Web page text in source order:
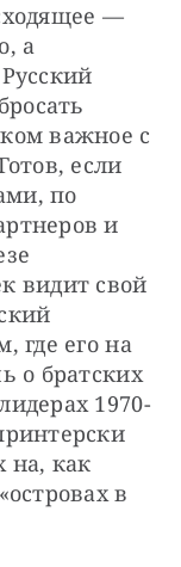
—
а
важное с
если
по
и
видит свой
где его на
о братских
1970-
на, как
в